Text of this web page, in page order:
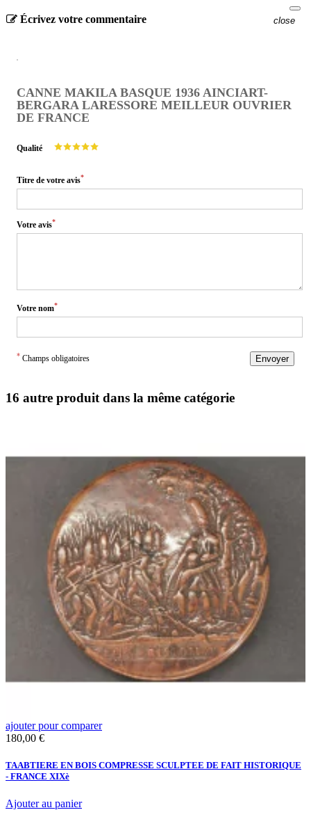
Écrivez votre commentaire close
CANNE MAKILA BASQUE 1936 AINCIART-
BERGARA LARESSORE MEILLEUR OUVRIER
DE FRANCE
Qualité
Titre de votre avis*
Votre avis*
Votre nom*
* Champs obligatoires Envoyer
16 autre produit dans la même catégorie
ajouter pour comparer
Prix
180,00 €
TAABTIERE EN BOIS COMPRESSE SCULPTEE DE FAIT HISTORIQUE
- FRANCE XIXè
Ajouter au panier